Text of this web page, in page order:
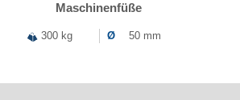
Maschinenfüße
300 kg Ø 50 mm